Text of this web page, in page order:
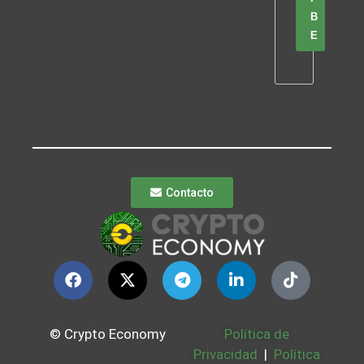
B
E
Contacto
© Crypto Economy
Política de
Privacidad | Política